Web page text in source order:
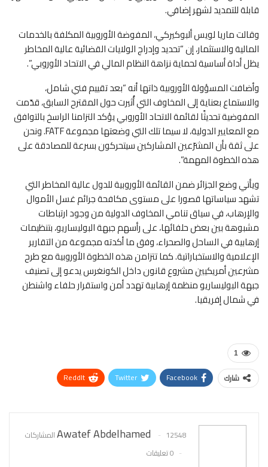
قابلة للتمديد لشهر إضافي.
وقالت ماريا لويس ألبوكيركي، المفوضة الأوروبية المكلفة بالخدمات
المالية والاستثمار، إن “تحديد وإدراج الولايات القضائية عالية المخاطر
يظل أداة أساسية لحماية نزاهة النظام المالي في الاتحاد الأوروبي”.
وأضافت المسؤولة الأوروبية ذاتها أنه “بعد تقييم فني شامل،
والاستماع بعناية إلى المخاوف التي أُثيرت حول المقترح السابق، قدّمت
المفوضية تحديثًا لقائمة الاتحاد الأوروبي يؤكد التزامنا الراسخ بالتوافق
مع المعايير الدولية، لا سيما تلك التي وضعتها مجموعة FATF. ونحن
على ثقة بأن المشرّعين المشاركين سيتحركون بسرعة للمصادقة على
هذه الخطوة المهمة”.
ويأتي وضع الجزائر ضمن القائمة الأوروبية للدول عالية المخاطر التي
تشهد سياساتها قصورا على مستوى مكافحة جرائم غسل الأموال
والإرهاب، في سياق تنامي المخاوف الدولية من وجود ارتباطات
مشبوهة بين بعض حلفائها، على رأسهم جبهة البوليساريو، بتنظيمات
إرهابية في الساحل والصحراء، وفق ما أكدته مجموعة من التقارير
الإعلامية والاستخباراتية. كما تتزامن هذه الخطوة الأوروبية مع طرح
مشرعين أمريكيين مشروع قانون داخل الكونغرس يدعو إلى تصنيف
جبهة البوليساريو منظمة إرهابية تهدد أمن واستقرار حلفاء واشنطن
في شمال إفريقيا.
1
شارك Facebook
Twitter
ReddIt
Awatef Abdelhamed
12548 المشاركات
0 تعليقات